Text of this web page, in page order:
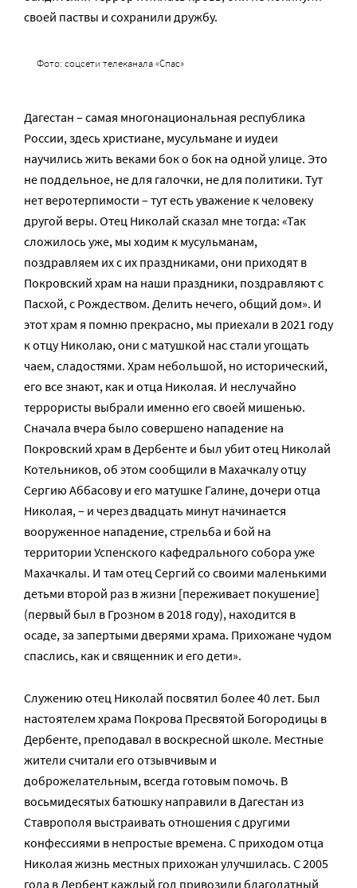
своей паствы и сохранили дружбу.
Фото: соцсети телеканала «Спас»
Дагестан – самая многонациональная республика
России, здесь христиане, мусульмане и иудеи
научились жить веками бок о бок на одной улице. Это
не поддельное, не для галочки, не для политики. Тут
нет веротерпимости – тут есть уважение к человеку
другой веры. Отец Николай сказал мне тогда: «Так
сложилось уже, мы ходим к мусульманам,
поздравляем их с их праздниками, они приходят в
Покровский храм на наши праздники, поздравляют с
Пасхой, с Рождеством. Делить нечего, общий дом». И
этот храм я помню прекрасно, мы приехали в 2021 году
к отцу Николаю, они с матушкой нас стали угощать
чаем, сладостями. Храм небольшой, но исторический,
его все знают, как и отца Николая. И неслучайно
террористы выбрали именно его своей мишенью.
Сначала вчера было совершено нападение на
Покровский храм в Дербенте и был убит отец Николай
Котельников, об этом сообщили в Махачкалу отцу
Сергию Аббасову и его матушке Галине, дочери отца
Николая, – и через двадцать минут начинается
вооруженное нападение, стрельба и бой на
территории Успенского кафедрального собора уже
Махачкалы. И там отец Сергий со своими маленькими
детьми второй раз в жизни [переживает покушение]
(первый был в Грозном в 2018 году), находится в
осаде, за запертыми дверями храма. Прихожане чудом
спаслись, как и священник и его дети».
Служению отец Николай посвятил более 40 лет. Был
настоятелем храма Покрова Пресвятой Богородицы в
Дербенте, преподавал в воскресной школе. Местные
жители считали его отзывчивым и
доброжелательным, всегда готовым помочь. В
восьмидесятых батюшку направили в Дагестан из
Ставрополя выстраивать отношения с другими
конфессиями в непростые времена. С приходом отца
Николая жизнь местных прихожан улучшилась. С 2005
года в Дербент каждый год привозили благодатный